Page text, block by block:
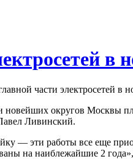
в
новейших округов Москвы
Ливинский.
— эти работы все еще
на наиблежайшие 2